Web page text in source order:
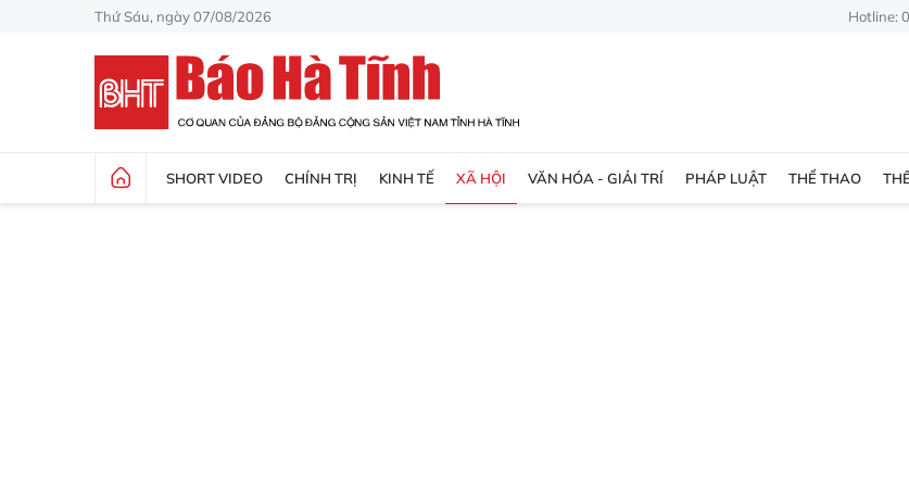
Thứ Sáu, ngày 07/08/2026 Hotline:
SHORT VIDEO CHÍNH TRỊ KINH TẾ XÃ HỘI VĂN HÓA - GIẢI TRÍ PHÁP LUẬT THỂ THAO